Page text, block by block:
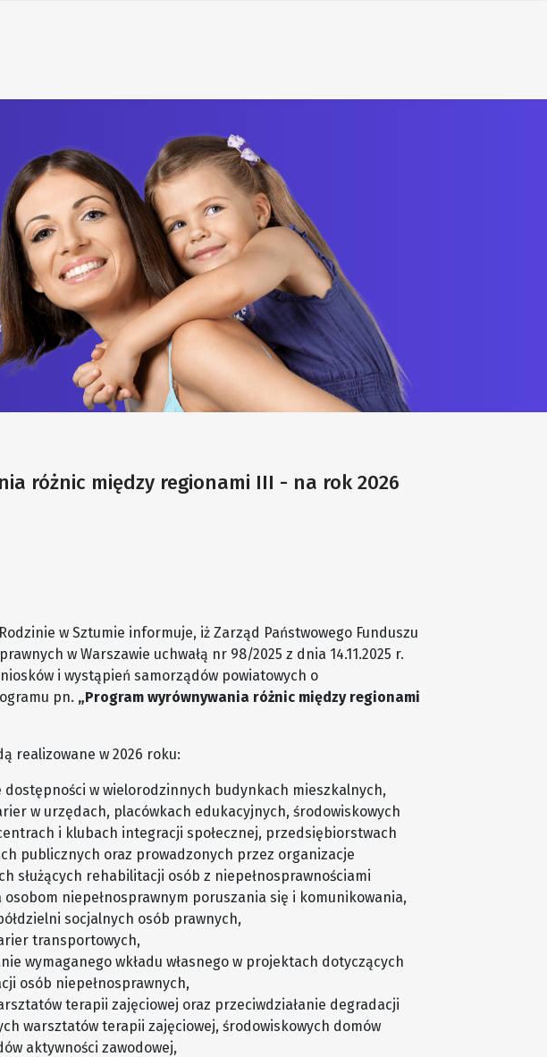
różnic między regionami III - na rok 2026
w Sztumie informuje, iż Zarząd Państwowego Funduszu
w Warszawie uchwałą nr 98/2025 z dnia 14.11.2025 r.
i wystąpień samorządów powiatowych o
pn. „Program wyrównywania różnic między regionami
realizowane w 2026 roku:
w wielorodzinnych budynkach mieszkalnych,
w urzędach, placówkach edukacyjnych, środowiskowych
i klubach integracji społecznej, przedsiębiorstwach
publicznych oraz prowadzonych przez organizacje
służących rehabilitacji osób z niepełnosprawnościami
niepełnosprawnym poruszania się i komunikowania,
socjalnych osób prawnych,
transportowych,
wymaganego wkładu własnego w projektach dotyczących
osób niepełnosprawnych,
terapii zajęciowej oraz przeciwdziałanie degradacji
warsztatów terapii zajęciowej, środowiskowych domów
aktywności zawodowej,